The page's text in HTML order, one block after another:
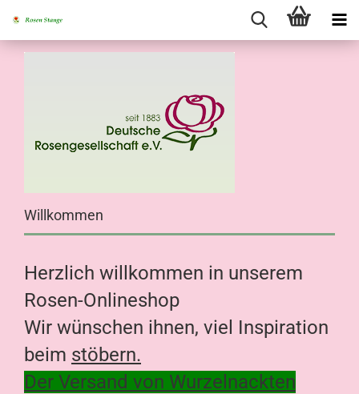
Willkommen
Herzlich willkommen in unserem
Rosen-Onlineshop
Wir wünschen ihnen, viel Inspiration
beim stöbern.
Der Versand von Wurzelnackten